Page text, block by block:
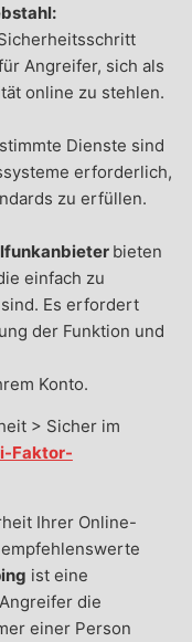
Angreifer, sich als
online zu stehlen.
Dienste sind
erforderlich,
zu erfüllen.
bieten
einfach zu
Es erfordert
der Funktion und
Konto.
> Sicher im
Faktor-
Ihrer Online-
ist eine
die
einer Person